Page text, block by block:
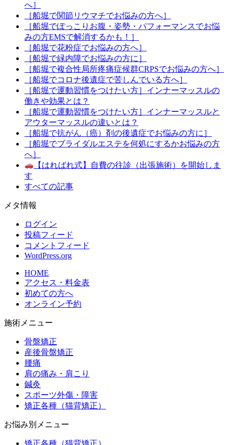
へ］
［船堀で関節リウマチでお悩みの方へ］
［船堀でぽっこりお腹・姿勢・パフォーマンスでお悩
みの方EMSで解消するかも！］
［船堀で花粉症でお悩みの方へ］
［船堀で緑内障でお悩みの方に］
［船堀で複合性局所疼痛症候群CRPSでお悩みの方へ］
［船堀でコロナ後遺症で苦しんでいる方へ］
［船堀で運動習慣をつけたい方］インナーマッスルの
働きや効果とは？
［船堀で運動習慣をつけたい方］インナーマッスルと
アウターマッスルの違いとは？
［船堀で抗がん（癌）剤の後遺症でお悩みの方に］
［船堀でブライダルエステを何処にするかお悩みの方
へ］
【はればれ式】自費の往診（出張施術）を開始しま
す
すべての記事
メタ情報
ログイン
投稿フィード
コメントフィード
WordPress.org
HOME
アクセス・料金表
初めての方へ
オンライン予約
施術メニュー
骨盤矯正
産後骨盤矯正
腰痛
肩の痛み・肩こり
鍼灸
スポーツ外傷・障害
矯正各種（猫背矯正）
お悩み別メニュー